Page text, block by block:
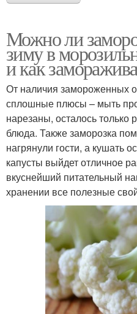
Можно ли
зиму в
и как
От наличия замороженных
сплошные плюсы – мыть
нарезаны, осталось только
блюда. Также заморозка
нагрянули гости, а кушать
капусты выйдет отличное
вкуснейший питательный
хранении все полезные